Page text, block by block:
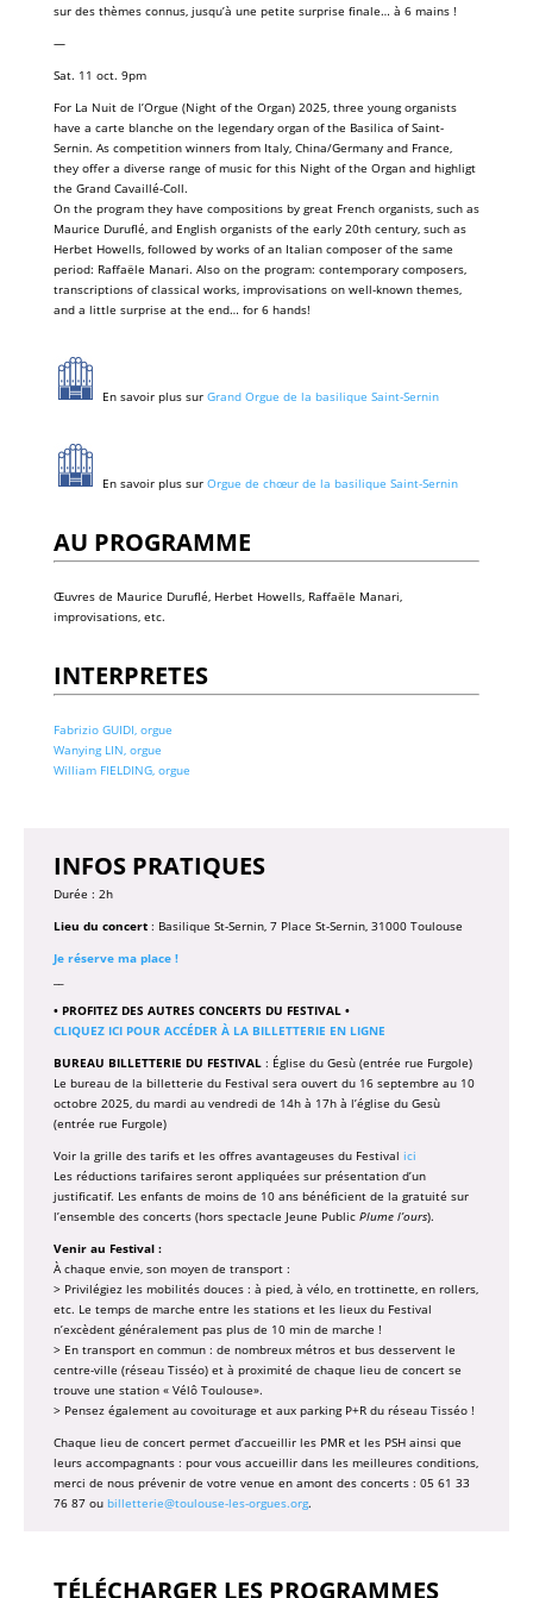
sur des thèmes connus, jusqu’à une petite surprise finale… à 6 mains !
—
Sat. 11 oct. 9pm
For La Nuit de l’Orgue (Night of the Organ) 2025, three young organists
have a carte blanche on the legendary organ of the Basilica of Saint-
Sernin. As competition winners from Italy, China/Germany and France,
they offer a diverse range of music for this Night of the Organ and highligt
the Grand Cavaillé-Coll.
On the program they have compositions by great French organists, such as
Maurice Duruflé, and English organists of the early 20th century, such as
Herbet Howells, followed by works of an Italian composer of the same
period: Raffaële Manari. Also on the program: contemporary composers,
transcriptions of classical works, improvisations on well-known themes,
and a little surprise at the end… for 6 hands!
En savoir plus sur Grand Orgue de la basilique Saint-Sernin
En savoir plus sur Orgue de chœur de la basilique Saint-Sernin
AU PROGRAMME
Œuvres de Maurice Duruflé, Herbet Howells, Raffaële Manari,
improvisations, etc.
INTERPRETES
Fabrizio GUIDI, orgue
Wanying LIN, orgue
William FIELDING, orgue
INFOS PRATIQUES
Durée : 2h
Lieu du concert: Basilique St-Sernin, 7 Place St-Sernin, 31000 Toulouse
Je réserve ma place !
• PROFITEZ DES AUTRES CONCERTS DU FESTIVAL •
CLIQUEZ ICI POUR ACCÉDER À LA BILLETTERIE EN LIGNE
BUREAU BILLETTERIE DU FESTIVAL : Église du Gesù (entrée rue Furgole)
Le bureau de la billetterie du Festival sera ouvert du 16 septembre au 10
octobre 2025, du mardi au vendredi de 14h à 17h à l’église du Gesù
(entrée rue Furgole)
Voir la grille des tarifs et les offres avantageuses du Festival ici
Les réductions tarifaires seront appliquées sur présentation d’un
justificatif. Les enfants de moins de 10 ans bénéficient de la gratuité sur
l’ensemble des concerts (hors spectacle Jeune Public Plume l’ours).
Venir au Festival :
À chaque envie, son moyen de transport :
> Privilégiez les mobilités douces : à pied, à vélo, en trottinette, en rollers,
etc. Le temps de marche entre les stations et les lieux du Festival
n’excèdent généralement pas plus de 10 min de marche !
> En transport en commun : de nombreux métros et bus desservent le
centre-ville (réseau Tisséo) et à proximité de chaque lieu de concert se
trouve une station « Vélô Toulouse».
> Pensez également au covoiturage et aux parking P+R du réseau Tisséo !
Chaque lieu de concert permet d’accueillir les PMR et les PSH ainsi que
leurs accompagnants : pour vous accueillir dans les meilleures conditions,
merci de nous prévenir de votre venue en amont des concerts : 05 61 33
76 87 ou billetterie@toulouse-les-orgues.org.
TÉLÉCHARGER LES PROGRAMMES